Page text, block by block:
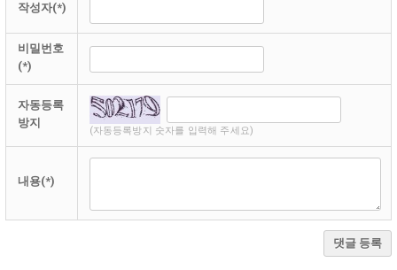
작성자(*)
비밀번호
(*)
자동등록
방지
(자동등록방지 숫자를 입력해 주세요)
내용(*)
댓글 등록